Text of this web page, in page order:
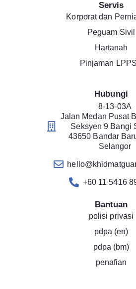
Servis
Korporat dan
Peguam Sivil
Hartanah
Pinjaman
Hubungi
8-13-03A
Jalan Medan Pusat
Seksyen 9 Bangi
43650 Bandar
Selangor
+60 11 5416
Bantuan
polisi privasi
pdpa (en)
pdpa (bm)
penafian